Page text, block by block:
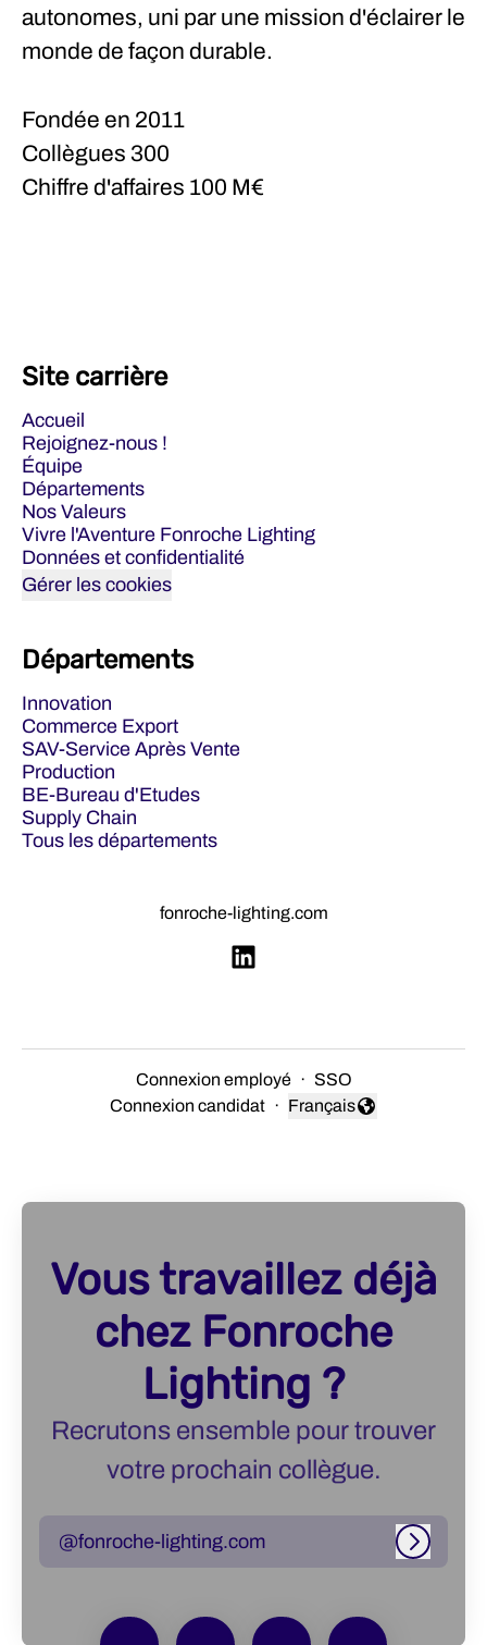
autonomes, uni par une mission d'éclairer le
monde de façon durable.
Fondée en 2011
Collègues 300
Chiffre d'affaires 100 M€
Site carrière
Accueil
Rejoignez-nous !
Équipe
Départements
Nos Valeurs
Vivre l'Aventure Fonroche Lighting
Données et confidentialité
Gérer les cookies
Départements
Innovation
Commerce Export
SAV-Service Après Vente
Production
BE-Bureau d'Etudes
Supply Chain
Tous les départements
fonroche-lighting.com
Connexion employé · SSO
Connexion candidat ·
Changer la langue
Français
Vous travaillez déjà
chez Fonroche
Lighting ?
Recrutons ensemble pour trouver
votre prochain collègue.
@fonroche-lighting.com